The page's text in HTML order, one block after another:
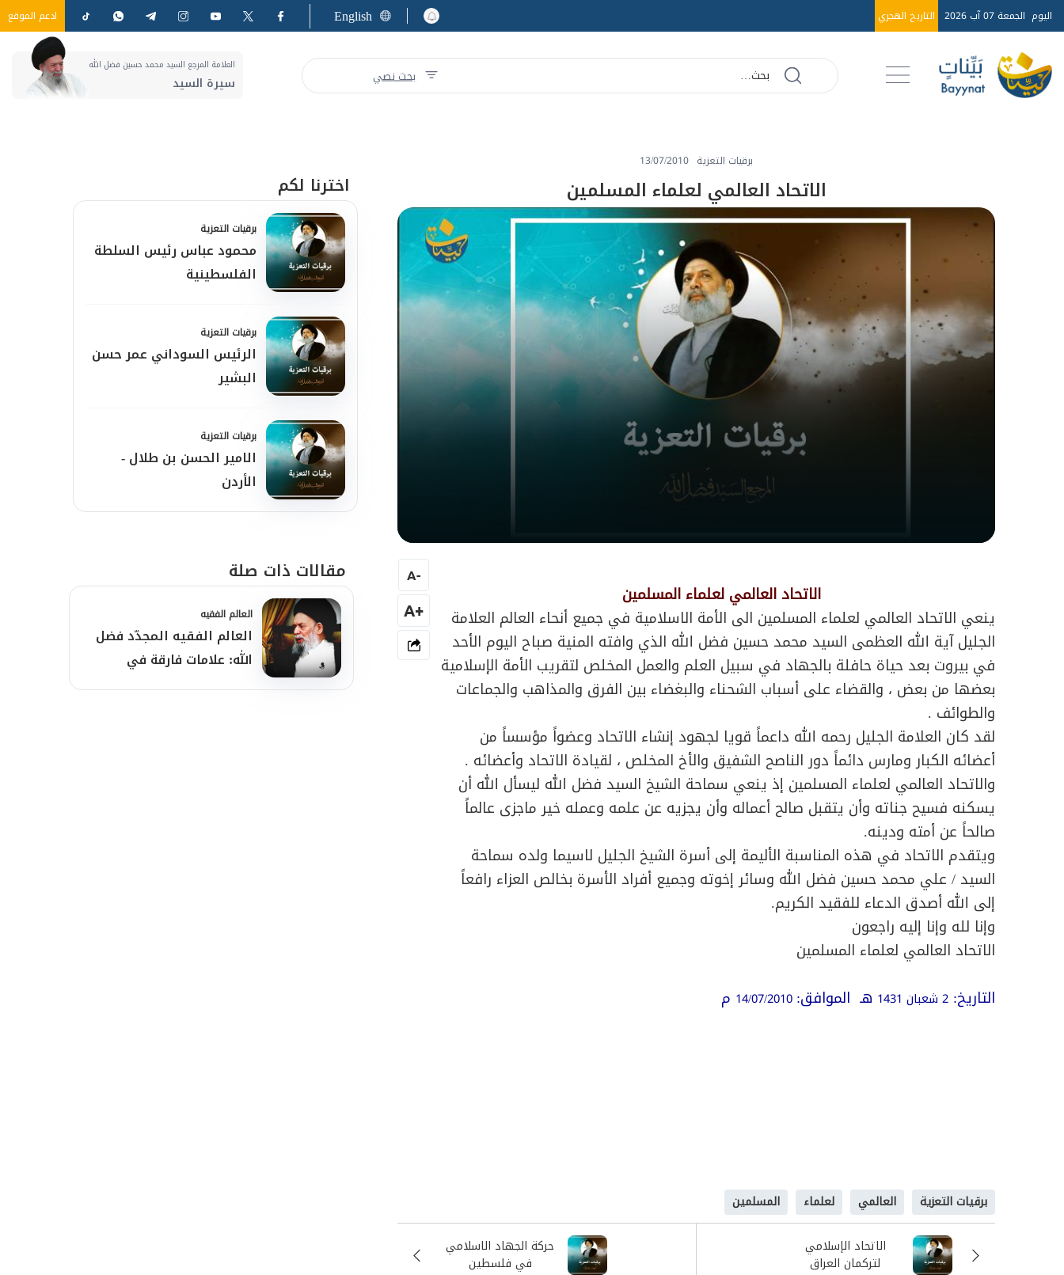
اليوم الجمعة 07 آب 2026 التاريخ الهجري English ادعم الموقع
بحث نصي
العلامة المرجع السيد محمد حسين فضل الله
سيرة السيد
برقيات التعزية 13/07/2010
الاتحاد العالمي لعلماء المسلمين
الاتحاد العالمي لعلماء المسلمين
ينعي الاتحاد العالمي لعلماء المسلمين الى الأمة الاسلامية في جميع أنحاء العالم العلامة
الجليل آية الله العظمى السيد محمد حسين فضل الله الذي وافته المنية صباح اليوم الأحد
في بيروت بعد حياة حافلة بالجهاد في سبيل العلم والعمل المخلص لتقريب الأمة الإسلامية
بعضها من بعض ، والقضاء على أسباب الشحناء والبغضاء بين الفرق والمذاهب والجماعات
والطوائف .
لقد كان العلامة الجليل رحمه الله داعماً قويا لجهود إنشاء الاتحاد وعضواً مؤسساً من
أعضائه الكبار ومارس دائماً دور الناصح الشفيق والأخ المخلص ، لقيادة الاتحاد وأعضائه .
والاتحاد العالمي لعلماء المسلمين إذ ينعي سماحة الشيخ السيد فضل الله ليسأل الله أن
يسكنه فسيح جناته وأن يتقبل صالح أعماله وأن يجزيه عن علمه وعمله خير ماجزى عالماً
صالحاً عن أمته ودينه.
ويتقدم الاتحاد في هذه المناسبة الأليمة إلى أسرة الشيخ الجليل لاسيما ولده سماحة
السيد / علي محمد حسين فضل الله وسائر إخوته وجميع أفراد الأسرة بخالص العزاء رافعاً
إلى الله أصدق الدعاء للفقيد الكريم.
وإنا لله وإنا إليه راجعون
الاتحاد العالمي لعلماء المسلمين
التاريخ: 2 شعبان 1431 هـ الموافق: م
-
A
+A
برقيات التعزية العالمي لعلماء المسلمين
حركة الجهاد الاسلامي
في فلسطين
الاتحاد الإسلامي
لتركمان العراق
اخترنا لكم
برقيات التعزية
محمود عباس رئيس السلطة
الفلسطينية
برقيات التعزية
الرئيس السوداني عمر حسن
البشير
برقيات التعزية
الامير الحسن بن طلال -
الأردن
مقالات ذات صلة
العالم الفقيه
العالم الفقيه المجدّد فضل
الله: علامات فارقة في
شخصيته